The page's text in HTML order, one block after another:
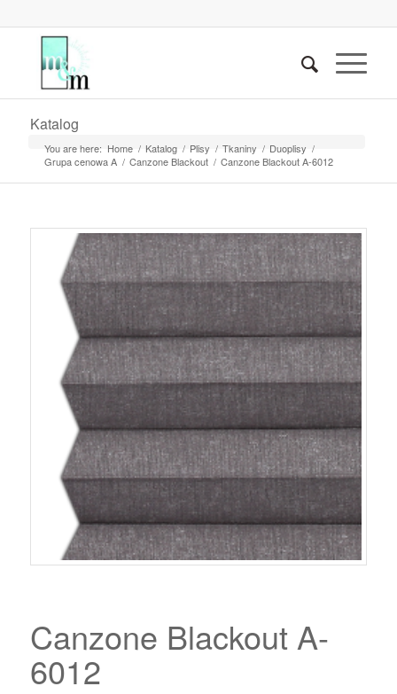
Katalog
You are here: Home / Katalog / Plisy / Tkaniny / Duoplisy /
Grupa cenowa A / Canzone Blackout / Canzone Blackout A-6012
Canzone Blackout A-
6012